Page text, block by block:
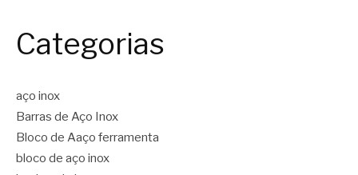
Categorias
aço inox
Barras de Aço Inox
Bloco de Aaço ferramenta
bloco de aço inox